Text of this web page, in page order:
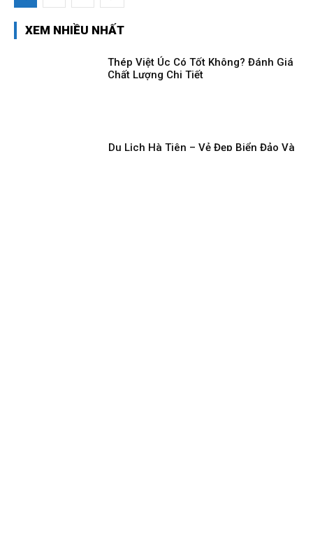
XEM NHIỀU NHẤT
Thép Việt Úc Có Tốt Không? Đánh Giá
Chất Lượng Chi Tiết
Du Lịch Hà Tiên – Vẻ Đẹp Biển Đảo Và